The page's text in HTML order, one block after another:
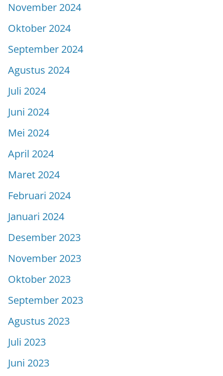
November 2024
Oktober 2024
September 2024
Agustus 2024
Juli 2024
Juni 2024
Mei 2024
April 2024
Maret 2024
Februari 2024
Januari 2024
Desember 2023
November 2023
Oktober 2023
September 2023
Agustus 2023
Juli 2023
Juni 2023